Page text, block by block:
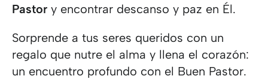
Pastor y encontrar descanso y paz en Él.
Sorprende a tus seres queridos con un
regalo que nutre el alma y llena el corazón:
un encuentro profundo con el Buen Pastor.